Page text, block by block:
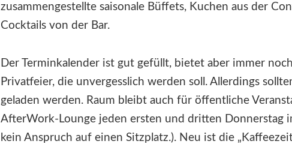
zusammengestellte saisonale Büffets, Kuchen aus der
Cocktails von der Bar.
Der Terminkalender ist gut gefüllt, bietet aber immer
Privatfeier, die unvergesslich werden soll. Allerdings
geladen werden. Raum bleibt auch für öffentliche
AfterWork-Lounge jeden ersten und dritten Donnerstag
kein Anspruch auf einen Sitzplatz.). Neu ist die